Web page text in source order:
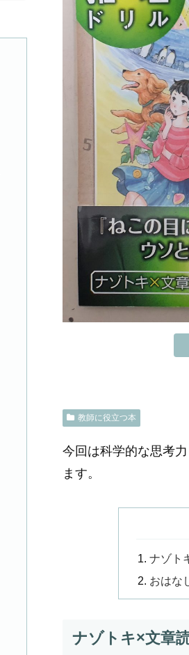
教師に役立つ本
今回は科学的な思考
ます。
ナゾト
おはな
ナゾトキ×文章